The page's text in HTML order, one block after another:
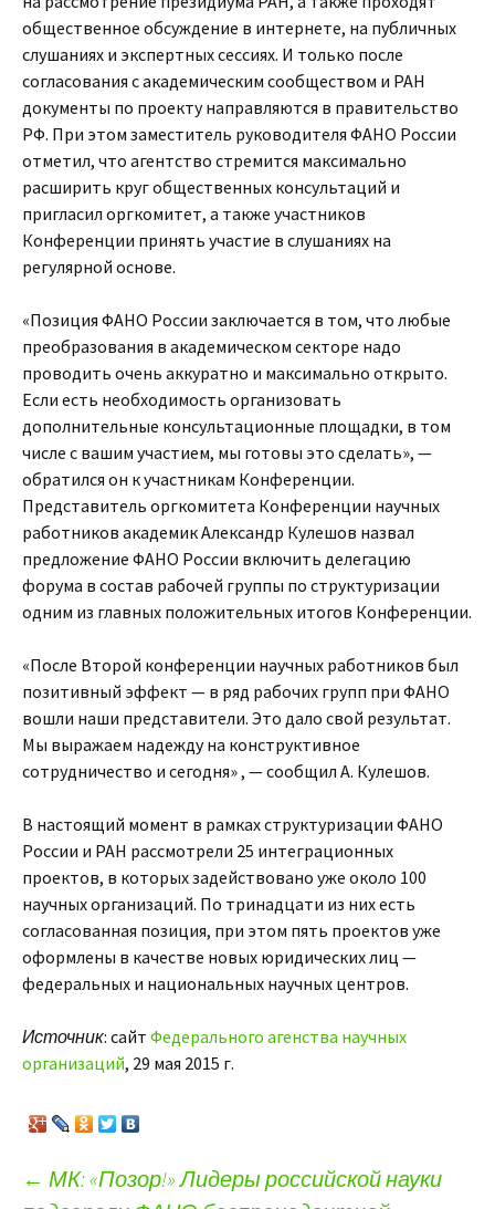
общественное обсуждение в интернете, на публичных
слушаниях и экспертных сессиях. И только после
согласования с академическим сообществом и РАН
документы по проекту направляются в правительство
РФ. При этом заместитель руководителя ФАНО России
отметил, что агентство стремится максимально
расширить круг общественных консультаций и
пригласил оргкомитет, а также участников
Конференции принять участие в слушаниях на
регулярной основе.
«Позиция ФАНО России заключается в том, что любые
преобразования в академическом секторе надо
проводить очень аккуратно и максимально открыто.
Если есть необходимость организовать
дополнительные консультационные площадки, в том
числе с вашим участием, мы готовы это сделать», —
обратился он к участникам Конференции.
Представитель оргкомитета Конференции научных
работников академик Александр Кулешов назвал
предложение ФАНО России включить делегацию
форума в состав рабочей группы по структуризации
одним из главных положительных итогов Конференции.
«После Второй конференции научных работников был
позитивный эффект — в ряд рабочих групп при ФАНО
вошли наши представители. Это дало свой результат.
Мы выражаем надежду на конструктивное
сотрудничество и сегодня» , — сообщил А. Кулешов.
В настоящий момент в рамках структуризации ФАНО
России и РАН рассмотрели 25 интеграционных
проектов, в которых задействовано уже около 100
научных организаций. По тринадцати из них есть
согласованная позиция, при этом пять проектов уже
оформлены в качестве новых юридических лиц —
федеральных и национальных научных центров.
Источник: сайт Федерального агенства научных
организаций, 29 мая 2015 г.
← МК: «Позор!» Лидеры российской науки